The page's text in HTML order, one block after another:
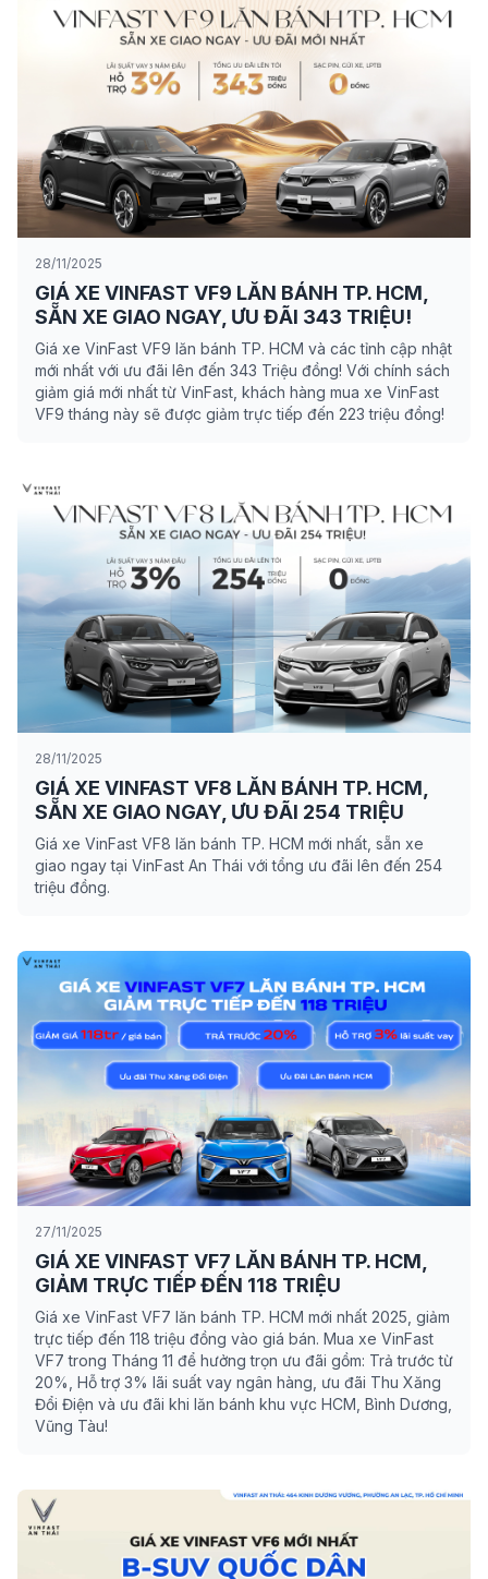
28/11/2025
GIÁ XE VINFAST VF9 LĂN BÁNH TP. HCM,
SẴN XE GIAO NGAY, ƯU ĐÃI 343 TRIỆU!
Giá xe VinFast VF9 lăn bánh TP. HCM và các tỉnh cập nhật
mới nhất với ưu đãi lên đến 343 Triệu đồng! Với chính sách
giảm giá mới nhất từ VinFast, khách hàng mua xe VinFast
VF9 tháng này sẽ được giảm trực tiếp đến 223 triệu đồng!
28/11/2025
GIÁ XE VINFAST VF8 LĂN BÁNH TP. HCM,
SẴN XE GIAO NGAY, ƯU ĐÃI 254 TRIỆU
Giá xe VinFast VF8 lăn bánh TP. HCM mới nhất, sẵn xe
giao ngay tại VinFast An Thái với tổng ưu đãi lên đến 254
triệu đồng.
27/11/2025
GIÁ XE VINFAST VF7 LĂN BÁNH TP. HCM,
GIẢM TRỰC TIẾP ĐẾN 118 TRIỆU
Giá xe VinFast VF7 lăn bánh TP. HCM mới nhất 2025, giảm
trực tiếp đến 118 triệu đồng vào giá bán. Mua xe VinFast
VF7 trong Tháng 11 để hưởng trọn ưu đãi gồm: Trả trước từ
20%, Hỗ trợ 3% lãi suất vay ngân hàng, ưu đãi Thu Xăng
Đổi Điện và ưu đãi khi lăn bánh khu vực HCM, Bình Dương,
Vũng Tàu!